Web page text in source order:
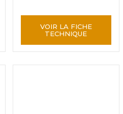
VOIR LA FICHE
TECHNIQUE